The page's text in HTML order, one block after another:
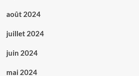
août 2024
juillet 2024
juin 2024
mai 2024